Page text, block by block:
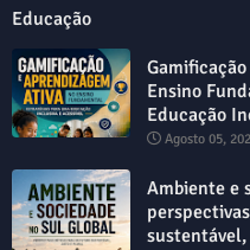
Educação
Ensino
Educação
Agosto 05,
Ambiente e